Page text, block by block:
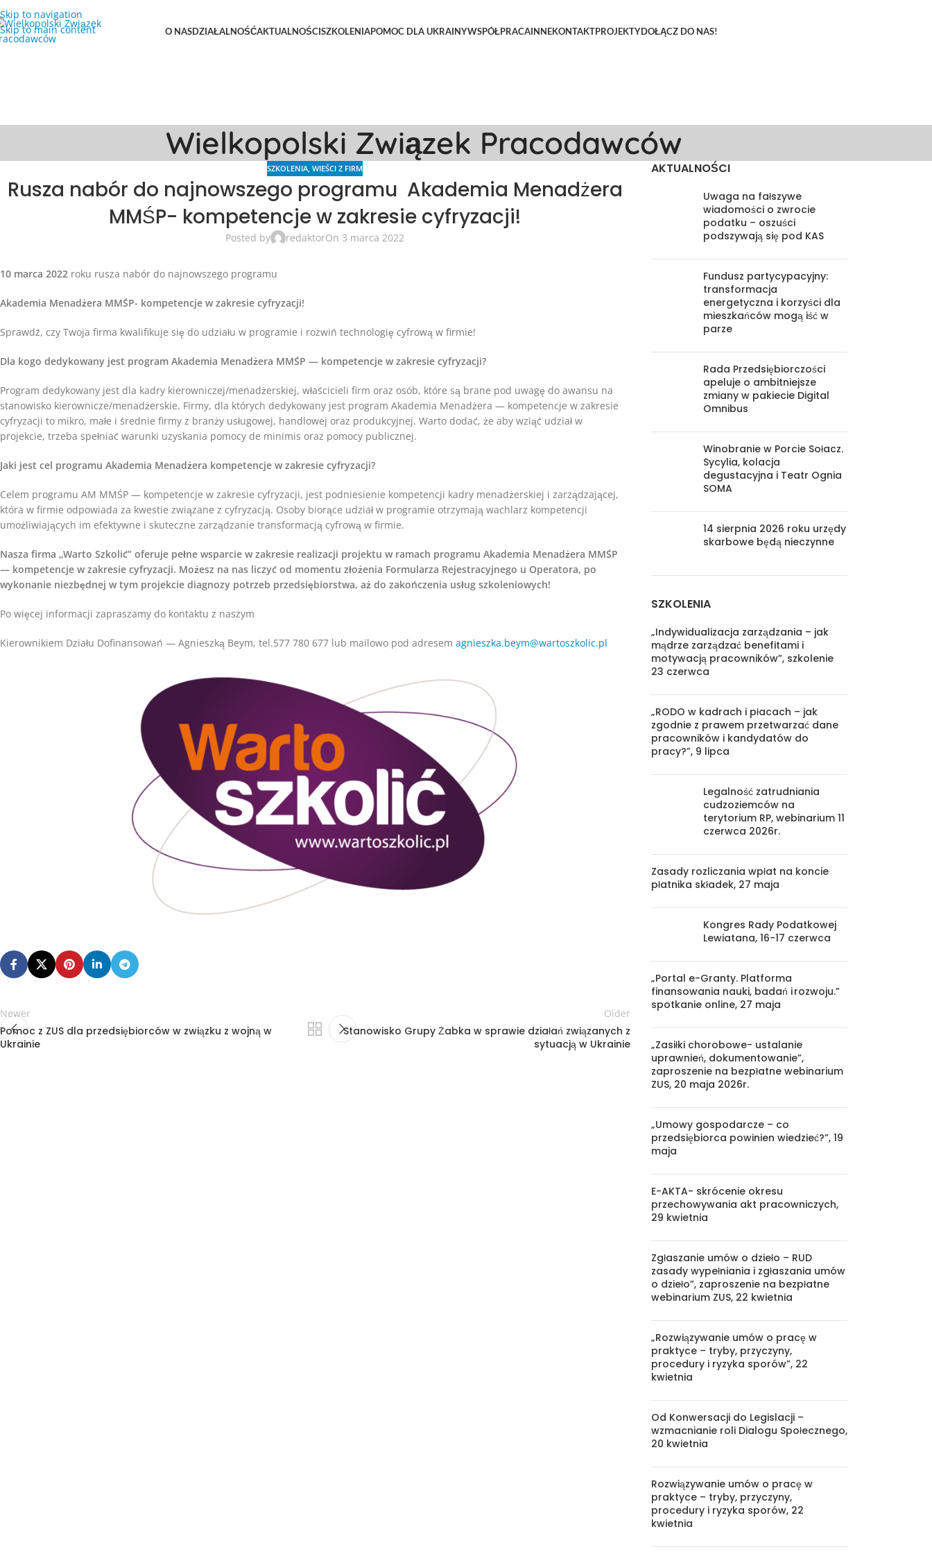
Skip to navigation
Skip to main content
O NASDZIAŁALNOŚĆAKTUALNOŚCISZKOLENIAPOMOC DLA UKRAINYWSPÓŁPRACAINNEKONTAKTPROJEKTYDOŁĄCZ DO NAS!
Wielkopolski Związek Pracodawców
SZKOLENIA,WIEŚCI Z FIRM
Rusza nabór do najnowszego programu Akademia Menadżera
MMŚP- kompetencje w zakresie cyfryzacji!
Posted by redaktorOn 3 marca 2022
10 marca 2022 roku rusza nabór do najnowszego programu
Akademia Menadżera MMŚP- kompetencje w zakresie cyfryzacji!
Sprawdź, czy Twoja firma kwalifikuje się do udziału w programie i rozwiń technologię cyfrową w firmie!
Dla kogo dedykowany jest program Akademia Menadżera MMŚP — kompetencje w zakresie cyfryzacji?
Program dedykowany jest dla kadry kierowniczej/menadżerskiej, właścicieli firm oraz osób, które są brane pod uwagę do awansu na
stanowisko kierownicze/menadżerskie. Firmy, dla których dedykowany jest program Akademia Menadżera — kompetencje w zakresie
cyfryzacji to mikro, małe i średnie firmy z branży usługowej, handlowej oraz produkcyjnej. Warto dodać, że aby wziąć udział w
projekcie, trzeba spełniać warunki uzyskania pomocy de minimis oraz pomocy publicznej.
Jaki jest cel programu Akademia Menadżera kompetencje w zakresie cyfryzacji?
Celem programu AM MMŚP — kompetencje w zakresie cyfryzacji, jest podniesienie kompetencji kadry menadżerskiej i zarządzającej,
która w firmie odpowiada za kwestie związane z cyfryzacją. Osoby biorące udział w programie otrzymają wachlarz kompetencji
umożliwiających im efektywne i skuteczne zarządzanie transformacją cyfrową w firmie.
Nasza firma „Warto Szkolić” oferuje pełne wsparcie w zakresie realizacji projektu w ramach programu Akademia Menadżera MMŚP
— kompetencje w zakresie cyfryzacji. Możesz na nas liczyć od momentu złożenia Formularza Rejestracyjnego u Operatora, po
wykonanie niezbędnej w tym projekcie diagnozy potrzeb przedsiębiorstwa, aż do zakończenia usług szkoleniowych!
Po więcej informacji zapraszamy do kontaktu z naszym
Kierownikiem Działu Dofinansowań — Agnieszką Beym, tel.577 780 677 lub mailowo pod adresem agnieszka.beym@wartoszkolic.pl
Newer
Pomoc z ZUS dla przedsiębiorców w związku z wojną w
Ukrainie
Older
Stanowisko Grupy Żabka w sprawie działań związanych z
sytuacją w Ukrainie
AKTUALNOŚCI
Uwaga na fałszywe
wiadomości o zwrocie
podatku – oszuści
podszywają się pod KAS
Fundusz partycypacyjny:
transformacja
energetyczna i korzyści dla
mieszkańców mogą iść w
parze
Rada Przedsiębiorczości
apeluje o ambitniejsze
zmiany w pakiecie Digital
Omnibus
Winobranie w Porcie Sołacz.
Sycylia, kolacja
degustacyjna i Teatr Ognia
SOMA
14 sierpnia 2026 roku urzędy
skarbowe będą nieczynne
SZKOLENIA
„Indywidualizacja zarządzania – jak
mądrze zarządzać benefitami i
motywacją pracowników”, szkolenie
23 czerwca
„RODO w kadrach i płacach – jak
zgodnie z prawem przetwarzać dane
pracowników i kandydatów do
pracy?”, 9 lipca
Legalność zatrudniania
cudzoziemców na
terytorium RP, webinarium 11
czerwca 2026r.
Zasady rozliczania wpłat na koncie
płatnika składek, 27 maja
Kongres Rady Podatkowej
Lewiatana, 16-17 czerwca
„Portal e-Granty. Platforma
finansowania nauki, badań i rozwoju.”
spotkanie online, 27 maja
„Zasiłki chorobowe- ustalanie
uprawnień, dokumentowanie”,
zaproszenie na bezpłatne webinarium
ZUS, 20 maja 2026r.
„Umowy gospodarcze – co
przedsiębiorca powinien wiedzieć?”, 19
maja
E-AKTA- skrócenie okresu
przechowywania akt pracowniczych,
29 kwietnia
Zgłaszanie umów o dzieło – RUD
zasady wypełniania i zgłaszania umów
o dzieło”, zaproszenie na bezpłatne
webinarium ZUS, 22 kwietnia
„Rozwiązywanie umów o pracę w
praktyce – tryby, przyczyny,
procedury i ryzyka sporów”, 22
kwietnia
Od Konwersacji do Legislacji –
wzmacnianie roli Dialogu Społecznego,
20 kwietnia
Rozwiązywanie umów o pracę w
praktyce – tryby, przyczyny,
procedury i ryzyka sporów, 22
kwietnia